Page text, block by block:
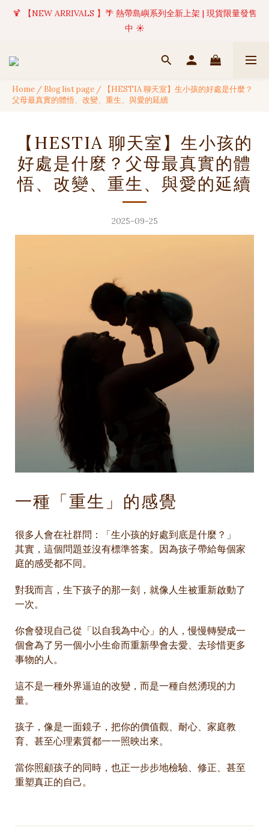
✦ 美好值得等待 | 現貨商品將於訂單成立後1-5個工作天內(不含例
假日)完成出貨 🚚
🍹 【NEW ARRIVALS 】🌴 熱帶島嶼系列全新上架 | 現貨限量發售
中 ☀️
✦ 美好值得等待 | 現貨商品將於訂單成立後1-5個工作天內(不含例
Home / Blog list page /
【HESTIA 聊天室】生小孩的好處是什麼？
父母最真實的體悟、改變、重生、與愛的延續
【HESTIA 聊天室】生小孩的
好處是什麼？父母最真實的體
悟、改變、重生、與愛的延續
2025-09-25
一種「重生」的感覺
很多人會在社群問：「生小孩的好處到底是什麼？」
其實，這個問題並沒有標準答案。因為孩子帶給每個家
庭的感受都不同。
對我而言，生下孩子的那一刻，就像人生被重新啟動了
一次。
你會發現自己從「以自我為中心」的人，慢慢轉變成一
個會為了另一個小小生命而重新學會去愛、去珍惜更多
事物的人。
這不是一種外界逼迫的改變，而是一種自然湧現的力
量。
孩子，像是一面鏡子，把你的價值觀、耐心、家庭教
育、甚至心理素質都一一照映出來。
當你照顧孩子的同時，也正一步步地檢驗、修正、甚至
重塑真正的自己。